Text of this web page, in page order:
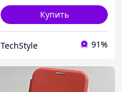
Купить
TechStyle 91%